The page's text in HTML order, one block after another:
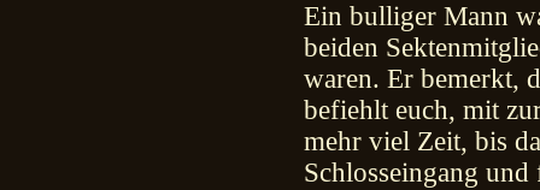
Ein bulliger Mann
beiden
waren. Er bemerkt,
befiehlt euch, mit
mehr viel Zeit, bis
Schlosseingang